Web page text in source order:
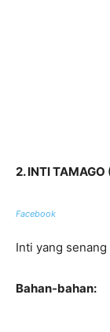
2. INTI TAMAGO
Facebook
Inti yang
Bahan-bahan: